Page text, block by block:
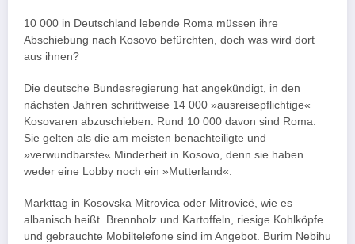
10 000 in Deutschland lebende Roma müssen ihre
Abschiebung nach Kosovo befürchten, doch was wird dort
aus ihnen?
Die deutsche Bundesregierung hat angekündigt, in den
nächsten Jahren schrittweise 14 000 »ausreisepflichtige«
Kosovaren abzuschieben. Rund 10 000 davon sind Roma.
Sie gelten als die am meisten benachteiligte und
»verwundbarste« Minderheit in Kosovo, denn sie haben
weder eine Lobby noch ein »Mutterland«.
Markttag in Kosovska Mitrovica oder Mitrovicë, wie es
albanisch heißt. Brennholz und Kartoffeln, riesige Kohlköpfe
und gebrauchte Mobiltelefone sind im Angebot. Burim Nebihu